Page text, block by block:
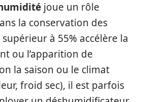
joue un rôle
la conservation des
à 55% accélère la
ou l’apparition de
la saison ou le climat
froid sec), il est parfois